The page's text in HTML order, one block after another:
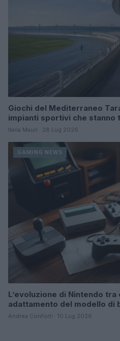
Giochi del Mediterraneo
impianti sportivi che stanno
Ilaria Mauri · 28 Lug 2026
GAMING NEWS
L’evoluzione di Nintendo
adattamento del modello di
Andrea Conforti · 10 Lug 2026